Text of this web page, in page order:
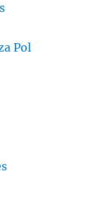
Pol